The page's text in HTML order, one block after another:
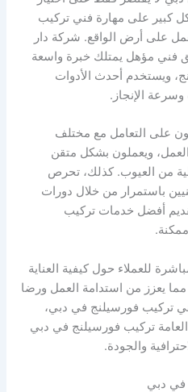
كبير على مهارة فني تركيب
على أرض الواقع. شركة دار
فني مؤهل يمتلك خبرة واسعة
ويستخدم أحدث الأدوات
الإنجاز.
على التعامل مع مختلف
العمل، ويعملون بشكل متقن
من العيوب. كذلك، تحرص
باستمرار من خلال دورات
أفضل خدمات تركيب
للعملاء حول كيفية العناية
مما يعزز من استدامة العمل ورضا
تركيب فورسيلنج في دبي،
تركيب فورسيلنج في دبي
والجودة.
في دبي